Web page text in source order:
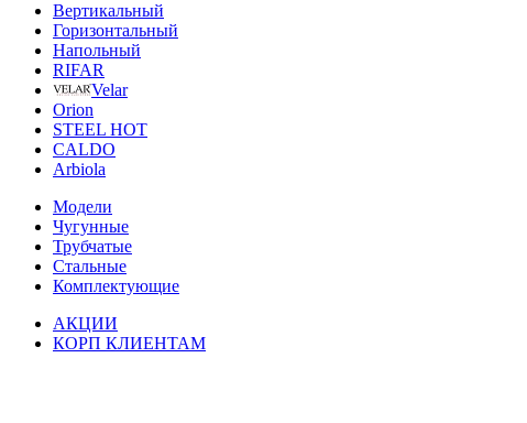
Вертикальный
Горизонтальный
Напольный
RIFAR
Velar
Orion
STEEL HOT
CALDO
Arbiola
Модели
Чугунные
Трубчатые
Стальные
Комплектующие
АКЦИИ
КОРП КЛИЕНТАМ